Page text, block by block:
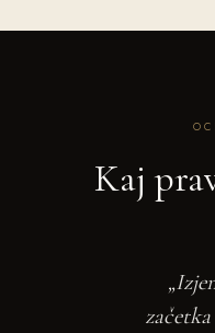
Kaj